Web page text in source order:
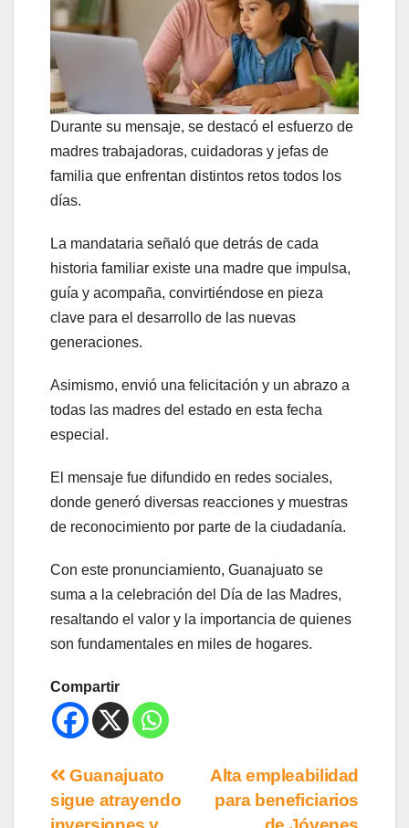
Durante su mensaje, se destacó el esfuerzo de
madres trabajadoras, cuidadoras y jefas de
familia que enfrentan distintos retos todos los
días.
La mandataria señaló que detrás de cada
historia familiar existe una madre que impulsa,
guía y acompaña, convirtiéndose en pieza
clave para el desarrollo de las nuevas
generaciones.
Asimismo, envió una felicitación y un abrazo a
todas las madres del estado en esta fecha
especial.
El mensaje fue difundido en redes sociales,
donde generó diversas reacciones y muestras
de reconocimiento por parte de la ciudadanía.
Con este pronunciamiento, Guanajuato se
suma a la celebración del Día de las Madres,
resaltando el valor y la importancia de quienes
son fundamentales en miles de hogares.
Compartir
Alta empleabilidad
para beneficiarios
Guanajuato
sigue atrayendo